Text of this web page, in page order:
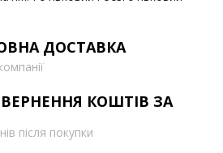
ДОСТАВКА
КОШТІВ ЗА
після покупки